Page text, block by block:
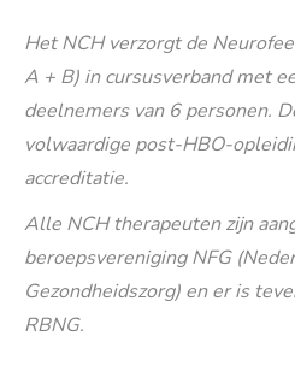
Het NCH verzorgt de
A + B) in cursusverband met
deelnemers van 6 personen.
volwaardige post-HBO-
accreditatie.
Alle NCH therapeuten zijn
beroepsvereniging NFG
Gezondheidszorg) en er is
RBNG.